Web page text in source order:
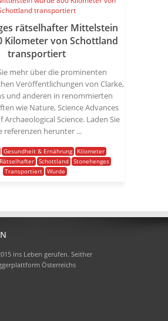
rätselhafter Mittelstein
Kilometer von Schottland
transportiert
mehr über die prominenten
Veröffentlichungen von Clarke,
und anderen in renommierten
wie Nature, Science Advances
Archaeological Science. Laden Sie
referenzen herunter ...
Gesundheit & Ernährung
Kilometer
Rätselhafter Schottland Stonehenges
Transportiert Wurde
ins Leben gerufen. Seither
Österreichs
.at sollte zum